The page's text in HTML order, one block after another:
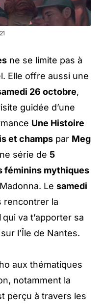
ne se limite pas à
Elle offre aussi une
26 octobre,
guidée d’une
Une Histoire
et champs par Meg
série de 5
féminins mythiques
Le samedi
rencontrer la
qui va t’apporter sa
l’Île de Nantes.
aux thématiques
notamment la
perçu à travers les